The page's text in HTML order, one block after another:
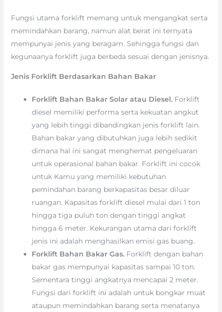
Fungsi utama forklift memang untuk mengangkat serta
memindahkan barang, namun alat berat ini ternyata
mempunyai jenis yang beragam. Sehingga fungsi dan
kegunaanya forklift juga berbeda sesuai dengan jenisnya.
Jenis Forklift Berdasarkan Bahan Bakar
Forklift Bahan Bakar Solar atau Diesel. Forklift
diesel memiliki performa serta kekuatan angkut
yang lebih tinggi dibandingkan jenis forklift lain.
Bahan bakar yang dibutuhkan juga lebih sedikit
dimana hal ini sangat menghemat pengeluaran
untuk operasional bahan bakar. Forklift ini cocok
untuk Kamu yang memiliki kebutuhan
pemindahan barang berkapasitas besar diluar
ruangan. Kapasitas forklift diesel mulai dari 1 ton
hingga tiga puluh ton dengan tinggi angkat
hingga 6 meter. Kekurangan utama dari forklift
jenis ini adalah menghasilkan emisi gas buang.
Forklift Bahan Bakar Gas. Forklift dengan bahan
bakar gas mempunyai kapasitas sampai 10 ton.
Sementara tinggi angkatnya mencapai 2 meter.
Fungsi dari forklift ini adalah untuk bongkar muat
ataupun memindahkan barang serta menatanya